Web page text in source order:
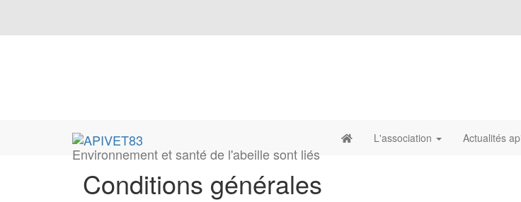
Environnement et santé de l'abeille sont liés
L'association Actualités
Conditions générales